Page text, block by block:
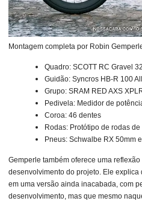
Montagem completa por Robin
Quadro: SCOTT RC Gravel
Guidão: Syncros HB-R 100
Grupo: SRAM RED AXS
Pedivela: Medidor de
Coroa: 46 dentes
Rodas: Protótipo de rodas
Pneus: Schwalbe RX 50mm
Gemperle também oferece uma
desenvolvimento do projeto. Ele
em uma versão ainda inacabada, com
desenvolvimento, mas que mesmo